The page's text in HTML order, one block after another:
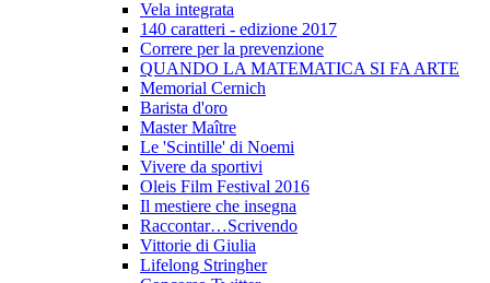
Vela integrata
140 caratteri - edizione 2017
Correre per la prevenzione
QUANDO LA MATEMATICA SI FA ARTE
Memorial Cernich
Barista d'oro
Master Maître
Le 'Scintille' di Noemi
Vivere da sportivi
Oleis Film Festival 2016
Il mestiere che insegna
Raccontar…Scrivendo
Vittorie di Giulia
Lifelong Stringher